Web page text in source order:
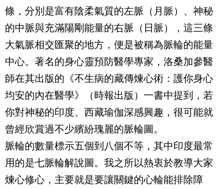
條，分別是富有陰柔氣質的左脈（月脈）、神秘
的中脈與充滿陽剛能量的右脈（日脈），這三條
大氣脈相交匯聚的地方，便是被稱為脈輪的能量
中心。著名的身心靈預防醫學專家，洛桑加參醫
師在其出版的《不生病的藏傳煉心術：護你身心
均安的內在醫學》（時報出版）一書中提到，若
你對神秘的印度、西藏瑜伽深感興趣，很可能就
曾經欣賞過不少繽紛瑰麗的脈輪圖。
脈輪的數量標示五個到八個不等，其中印度最常
用的是七脈輪解說圖。我之所以熱衷於教導大家
煉心修心，主要就是要讓關鍵的心輪能排除障